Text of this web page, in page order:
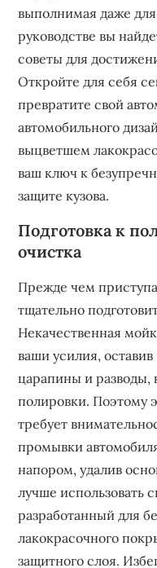
выполнимая даже
руководстве вы
советы для
Откройте для себя
превратите свой
автомобильного
выцветшем
ваш ключ к
защите кузова.
Подготовка к
очистка
Прежде чем
тщательно
Некачественная
ваши усилия‚
царапины и разводы‚
полировки. Поэтому
требует
промывки
напором‚ удалив
лучше использовать
разработанный для
лакокрасочного
защитного слоя.